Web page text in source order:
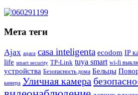
Мета теги
Ajax aqara casa inteligenta ecodom IP
life smart security TP-Link tuya smart wi-fi
устройства Безопасность дома Бельцы
камера Уличная камера